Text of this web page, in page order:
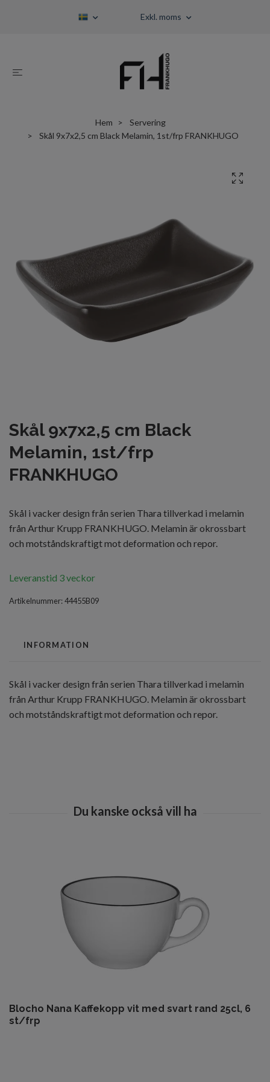
Exkl. moms
Hem
Servering
Skål 9x7x2,5 cm Black Melamin, 1st/frp FRANKHUGO
Skål 9x7x2,5 cm Black
Melamin, 1st/frp
FRANKHUGO
Skål i vacker design från serien Thara tillverkad i melamin
från Arthur Krupp FRANKHUGO. Melamin är okrossbart
och motståndskraftigt mot deformation och repor.
Leveranstid 3 veckor
Artikelnummer:44455B09
INFORMATION
Skål i vacker design från serien Thara tillverkad i melamin
från Arthur Krupp FRANKHUGO. Melamin är okrossbart
och motståndskraftigt mot deformation och repor.
Blocho Nana Kaffekopp vit med svart rand 25cl, 6
st/frp